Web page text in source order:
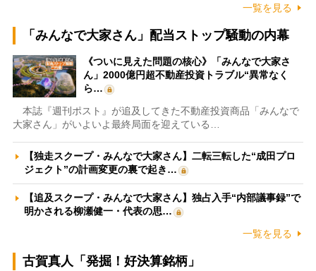
一覧を見る
「みんなで大家さん」配当ストップ騒動の内幕
《ついに見えた問題の核心》「みんなで大家さ
ん」2000億円超不動産投資トラブル“異常なく
ら…
本誌『週刊ポスト』が追及してきた不動産投資商品「みんなで
大家さん」がいよいよ最終局面を迎えている…
【独走スクープ・みんなで大家さん】二転三転した“成田プロ
ジェクト”の計画変更の裏で起き…
【追及スクープ・みんなで大家さん】独占入手“内部議事録”で
明かされる柳瀬健一・代表の思…
一覧を見る
古賀真人「発掘！好決算銘柄」